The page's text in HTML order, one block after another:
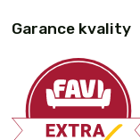
Garance kvality